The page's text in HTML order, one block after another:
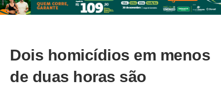
Dois homicídios em menos
de duas horas são